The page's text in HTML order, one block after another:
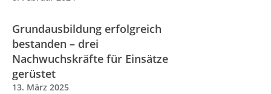
Grundausbildung erfolgreich
bestanden – drei
Nachwuchskräfte für Einsätze
gerüstet
13. März 2025